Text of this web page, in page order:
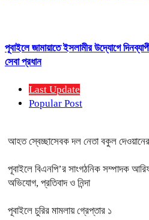
পূবাইলে জামায়াতে ইসলামীর উদ্যোগে
সেবা প্রধান
Last Update
Popular Post
আহত স্বেচ্ছাসেবক দল নেতা বকুল
পূবাইলে বিএনপি’র সাংগঠনিক সম্পাদক
অভিযোগ, প্রতিবাদ ও নিন্দা
পূবাইলে চুরির মামলায় গ্রেপ্তার ১